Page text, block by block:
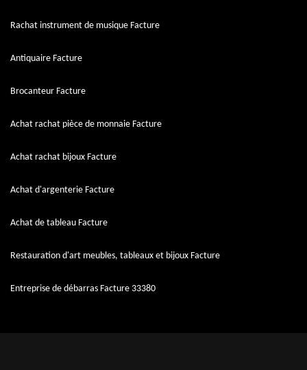
Rachat instrument de musique Facture
Antiquaire Facture
Brocanteur Facture
Achat rachat pièce de monnaie Facture
Achat rachat bijoux Facture
Achat d'argenterie Facture
Achat de tableau Facture
Restauration d'art meubles, tableaux et bijoux Facture
Entreprise de débarras Facture 33380